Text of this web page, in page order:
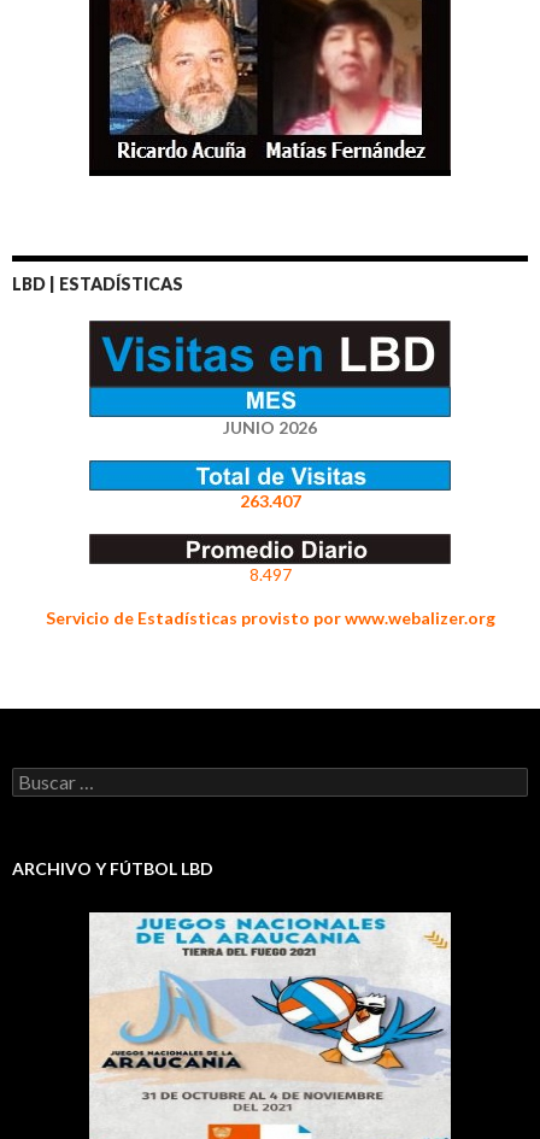
LBD | ESTADÍSTICAS
JUNIO 2026
263.407
8.497
Servicio de Estadísticas provisto por www.webalizer.org
Buscar:
ARCHIVO Y FÚTBOL LBD